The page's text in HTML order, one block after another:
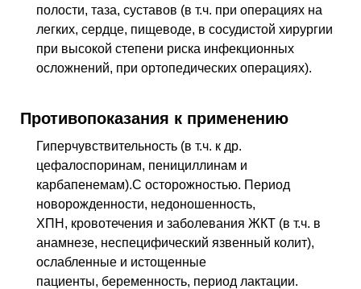
полости, таза, суставов (в т.ч. при операциях на
легких, сердце, пищеводе, в сосудистой хирургии
при высокой степени риска инфекционных
осложнений, при ортопедических операциях).
Противопоказания к применению
Гиперчувствительность (в т.ч. к др.
цефалоспоринам, пенициллинам и
карбапенемам).C осторожностью. Период
новорожденности, недоношенность,
ХПН, кровотечения и заболевания ЖКТ (в т.ч. в
анамнезе, неспецифический язвенный колит),
ослабленные и истощенные
пациенты, беременность, период лактации.